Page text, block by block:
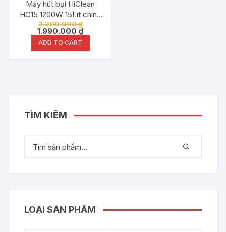
Máy hút bụi HiClean
HC15 1200W 15Lit chính
hãng
2.200.000₫
1.990.000 ₫
ADD TO CART
TÌM KIẾM
LOẠI SẢN PHẨM